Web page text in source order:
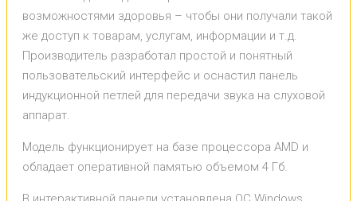
возможностями здоровья – чтобы они получали такой
же доступ к товарам, услугам, информации и т.д.
Производитель разработал простой и понятный
пользовательский интерфейс и оснастил панель
индукционной петлей для передачи звука на слуховой
аппарат.
Модель функционирует на базе процессора AMD и
обладает оперативной памятью объемом 4 Гб.